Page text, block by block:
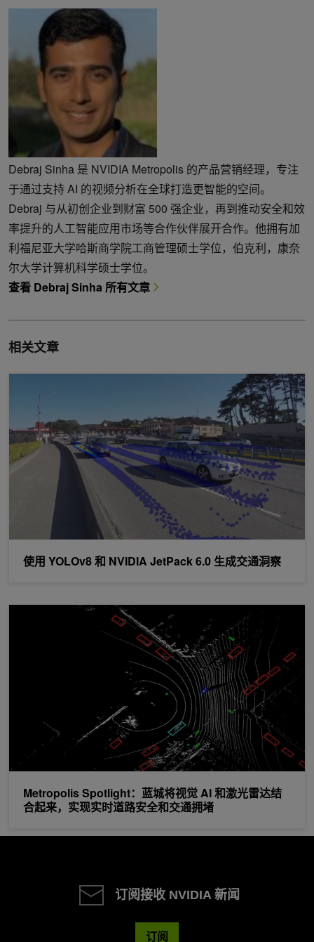
Debraj Sinha 是 NVIDIA Metropolis 的产品营销经理，专注
于通过支持 AI 的视频分析在全球打造更智能的空间。
Debraj 与从初创企业到财富 500 强企业，再到推动安全和效
率提升的人工智能应用市场等合作伙伴展开合作。他拥有加
利福尼亚大学哈斯商学院工商管理硕士学位，伯克利，康奈
尔大学计算机科学硕士学位。
查看 Debraj Sinha 所有文章
相关文章
使用 YOLOv8 和 NVIDIA JetPack 6.0 生成交通洞察
使用 YOLOv8 和 NVIDIA JetPack 6.0 生成交通洞察
Metropolis Spotlight：蓝城将视觉 AI 和激光雷达结
合起来，实现实时道路安全和交通拥堵
Metropolis Spotlight：蓝城将视觉 AI 和激光雷达结合起来，实现
订阅接收 NVIDIA 新闻
订阅